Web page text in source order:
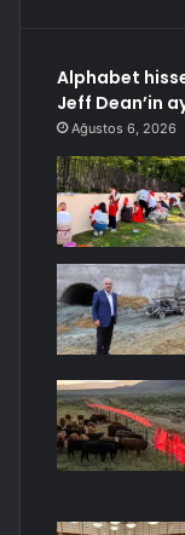
Alphabet
Jeff Dean’in
Ağustos 6, 2026